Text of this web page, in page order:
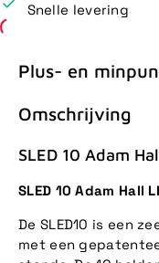
Snelle levering
Plus- en
Omschrijving
SLED 10 Adam
SLED 10 Adam Hall
De SLED10 is een
met een